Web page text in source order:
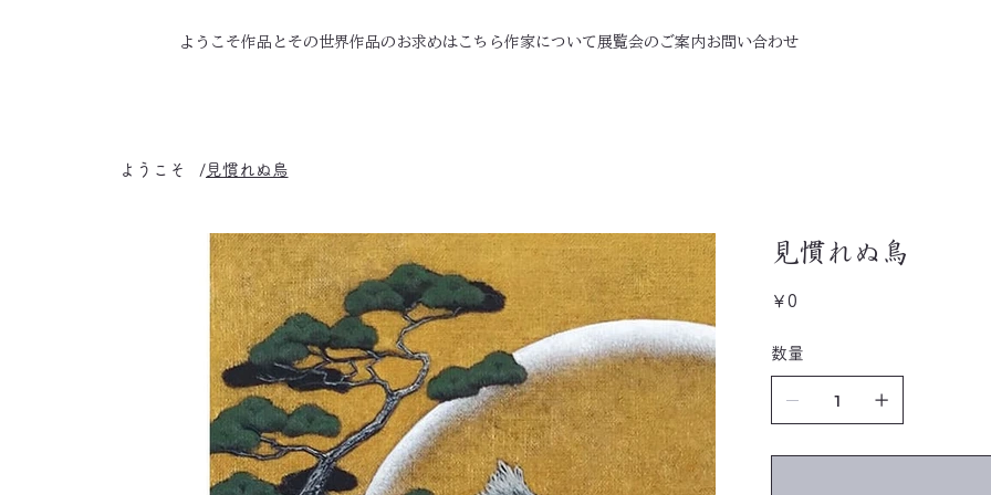
ようこそ作品とその世界作品のお求めはこちら作家について 展覧会のご案内 お問い合わせ
ようこそ /見慣れぬ鳥
見慣れぬ鳥
格
￥0
数量